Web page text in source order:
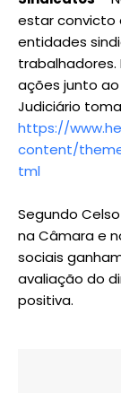
estar convicto
entidades
trabalhadores.
ações junto
Judiciário
https://
content/
tml
Segundo
na Câmara e
sociais
avaliação do
positiva.